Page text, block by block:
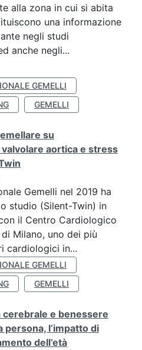
alla zona in cui si abita
una informazione
negli studi
anche negli...
GEMELLI
GEMELLI
su
aortica e stress
Gemelli nel 2019 ha
studio (Silent-Twin) in
il Centro Cardiologico
Milano, uno dei più
cardiologici in...
GEMELLI
GEMELLI
e benessere
persona, l’impatto di
dell’età